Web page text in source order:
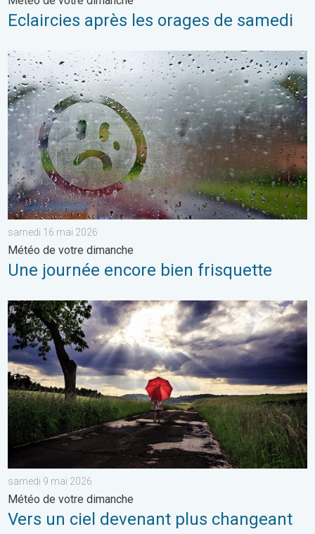
Eclaircies après les orages de samedi
Une journée encore bien frisquette. Météo de votre
samedi 16 mai 2026
Météo de votre dimanche
Une journée encore bien frisquette
Vers un ciel devenant plus changeant. Météo de votre
samedi 9 mai 2026
Météo de votre dimanche
Vers un ciel devenant plus changeant